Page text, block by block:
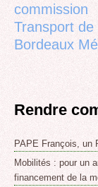
commission
Transport de
Bordeaux
Rendre
PAPE François, un
Mobilités : pour un
financement de la